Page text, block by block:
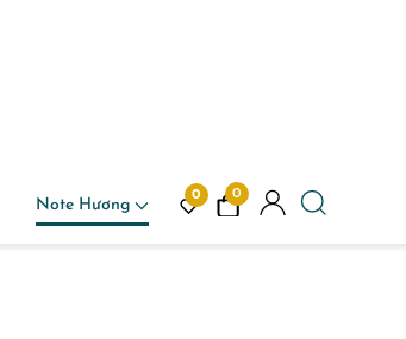
Note Hương
0 0